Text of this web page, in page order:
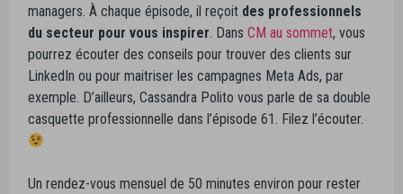
managers. À chaque épisode, il reçoit des professionnels
du secteur pour vous inspirer. Dans CM au sommet, vous
pourrez écouter des conseils pour trouver des clients sur
LinkedIn ou pour maitriser les campagnes Meta Ads, par
exemple. D’ailleurs, Cassandra Polito vous parle de sa double
casquette professionnelle dans l’épisode 61. Filez l’écouter.
Un rendez-vous mensuel de 50 minutes environ pour rester